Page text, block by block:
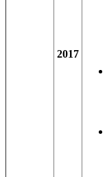
2017